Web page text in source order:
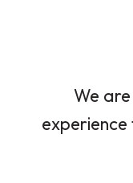
We